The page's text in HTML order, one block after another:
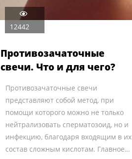
12442
Противозачаточные
свечи. Что и для чего?
Противозачаточные свечи
представляют собой метод, при
помощи которого можно не только
нейтрализовать сперматозоид, но и
инфекцию, благодаря входящим в их
состав сложным кислотам. Главное…